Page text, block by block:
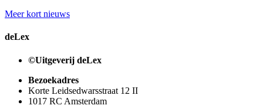
Meer kort nieuws
deLex
©Uitgeverij deLex
Bezoekadres
Korte Leidsedwarsstraat 12 II
1017 RC Amsterdam